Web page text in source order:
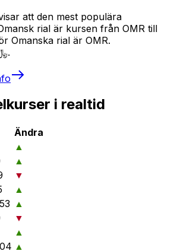
att den mest populära
rial är kursen från OMR till
Omanska rial är OMR.
Valutasymbolen är ﷼.
i realtid
Ändra
▲
▲
▼
▲
▲
▼
▲
▲